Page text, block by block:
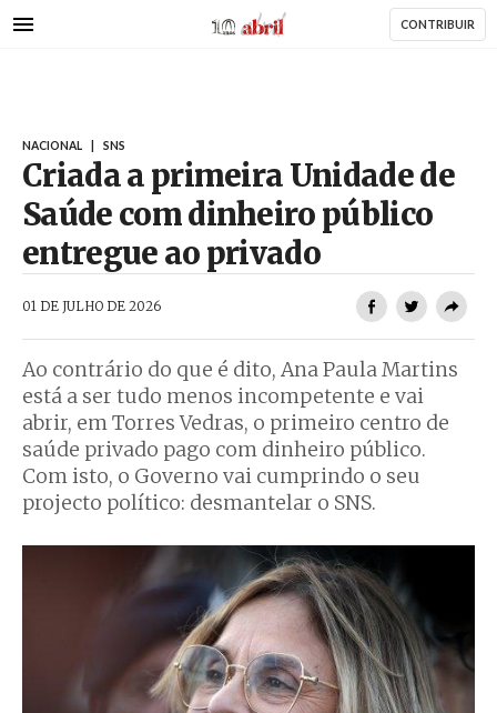
para
AbrilAbril CONTRIBUIR
NACIONAL SNS
Criada a primeira Unidade de
Saúde com dinheiro público
entregue ao privado
01 DE JULHO DE 2026
Ao contrário do que é dito, Ana Paula Martins
está a ser tudo menos incompetente e vai
abrir, em Torres Vedras, o primeiro centro de
saúde privado pago com dinheiro público.
Com isto, o Governo vai cumprindo o seu
projecto político: desmantelar o SNS.